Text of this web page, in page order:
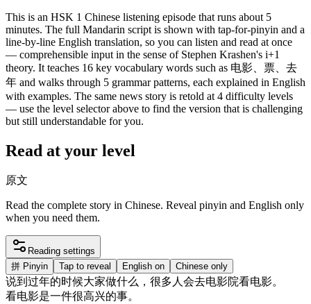
This is an HSK 1 Chinese listening episode that runs about 5
minutes. The full Mandarin script is shown with tap-for-pinyin and a
line-by-line English translation, so you can listen and read at once
— comprehensible input in the sense of Stephen Krashen's i+1
theory. It teaches 16 key vocabulary words such as 电影、票、去
年 and walks through 5 grammar patterns, each explained in English
with examples. The same news story is retold at 4 difficulty levels
— use the level selector above to find the version that is challenging
but still understandable for you.
Read at your level
原文
Read the complete story in Chinese. Reveal pinyin and English only
when you need them.
Reading settings
拼 Pinyin Tap to reveal English on Chinese only
说到 过年的时候大家做什么 ， 很多人会去电影院看电影。
看电影是一件很高兴的事。